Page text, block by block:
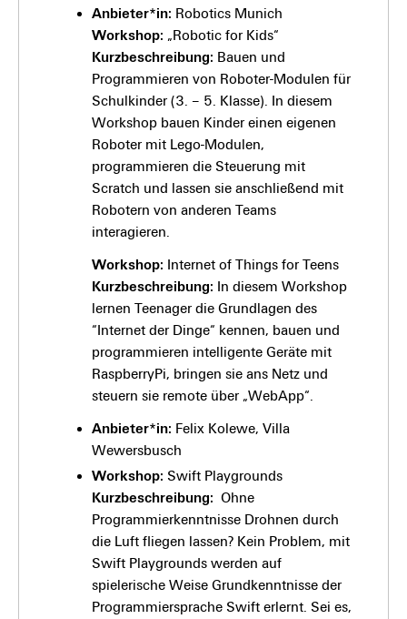
Anbieter*in: Robotics Munich
Workshop: „Robotic for Kids“
Kurzbeschreibung: Bauen und
Programmieren von Roboter-Modulen für
Schulkinder (3. – 5. Klasse). In diesem
Workshop bauen Kinder einen eigenen
Roboter mit Lego-Modulen,
programmieren die Steuerung mit
Scratch und lassen sie anschließend mit
Robotern von anderen Teams
interagieren.
Workshop: Internet of Things for Teens
Kurzbeschreibung: In diesem Workshop
lernen Teenager die Grundlagen des
“Internet der Dinge“ kennen, bauen und
programmieren intelligente Geräte mit
RaspberryPi, bringen sie ans Netz und
steuern sie remote über „WebApp“.
Anbieter*in: Felix Kolewe, Villa
Wewersbusch
Workshop: Swift Playgrounds
Kurzbeschreibung: Ohne
Programmierkenntnisse Drohnen durch
die Luft fliegen lassen? Kein Problem, mit
Swift Playgrounds werden auf
spielerische Weise Grundkenntnisse der
Programmiersprache Swift erlernt. Sei es,